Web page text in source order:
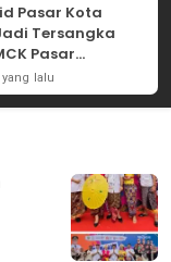
Pasar Kota
Tersangka
Pasar
lalu